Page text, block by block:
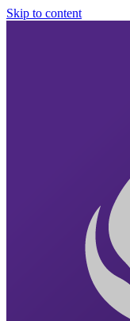
Skip to content